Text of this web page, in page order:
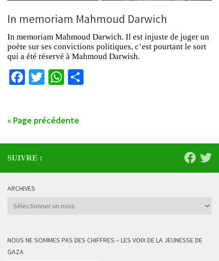
In memoriam Mahmoud Darwich
In memoriam Mahmoud Darwich. Il est injuste de juger un
poète sur ses convictions politiques, c’est pourtant le sort
qui a été réservé à Mahmoud Darwish.
Facebook
TwitterWhatsApp
« Page précédente
SUIVRE :
ARCHIVES
Archives
NOUS NE SOMMES PAS DES CHIFFRES – LES VOIX DE LA JEUNESSE DE
GAZA